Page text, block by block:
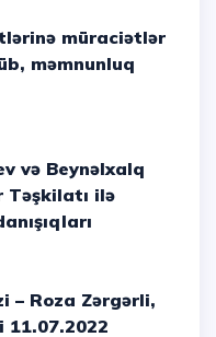
məmnunluq
Təşkilatı ilə
11.07.2022